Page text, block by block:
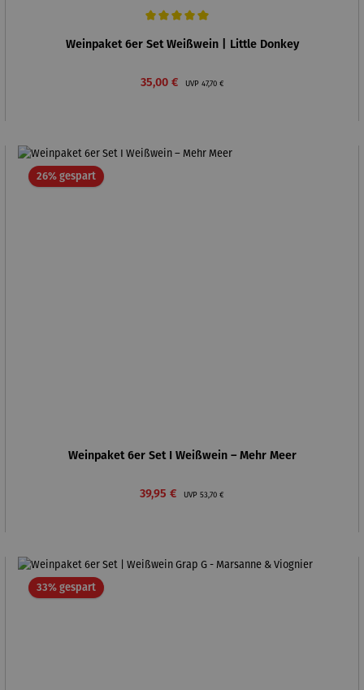
Weinpaket 6er Set Weißwein | Little Donkey
Verkaufspreis:
35,00 € UVP Regulärer Preis:
47,70 €
26% gespartRabatt
Weinpaket 6er Set I Weißwein – Mehr Meer
Verkaufspreis:
39,95 € UVP Regulärer Preis:
53,70 €
33% gespartRabatt